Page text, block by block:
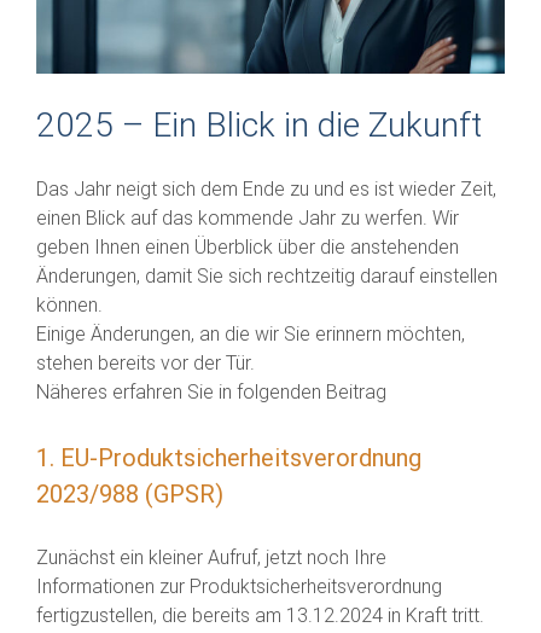
2025 – Ein Blick in die Zukunft
Das Jahr neigt sich dem Ende zu und es ist wieder Zeit,
einen Blick auf das kommende Jahr zu werfen. Wir
geben Ihnen einen Überblick über die anstehenden
Änderungen, damit Sie sich rechtzeitig darauf einstellen
können.
Einige Änderungen, an die wir Sie erinnern möchten,
stehen bereits vor der Tür.
Näheres erfahren Sie in folgenden Beitrag
1. EU-Produktsicherheitsverordnung
2023/988 (GPSR)
Zunächst ein kleiner Aufruf, jetzt noch Ihre
Informationen zur Produktsicherheitsverordnung
fertigzustellen, die bereits am 13.12.2024 in Kraft tritt.